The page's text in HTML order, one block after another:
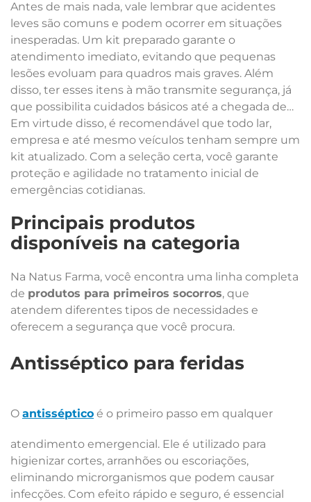
Antes de mais nada, vale lembrar que acidentes
leves são comuns e podem ocorrer em situações
inesperadas. Um kit preparado garante o
atendimento imediato, evitando que pequenas
lesões evoluam para quadros mais graves. Além
disso, ter esses itens à mão transmite segurança, já
que possibilita cuidados básicos até a chegada de
atendimento profissional, se necessário.
Em virtude disso, é recomendável que todo lar,
empresa e até mesmo veículos tenham sempre um
kit atualizado. Com a seleção certa, você garante
proteção e agilidade no tratamento inicial de
emergências cotidianas.
Principais produtos
disponíveis na categoria
Na Natus Farma, você encontra uma linha completa
de produtos para primeiros socorros, que
atendem diferentes tipos de necessidades e
oferecem a segurança que você procura.
Antisséptico para feridas
O antisséptico é o primeiro passo em qualquer
atendimento emergencial. Ele é utilizado para
higienizar cortes, arranhões ou escoriações,
eliminando microrganismos que podem causar
infecções. Com efeito rápido e seguro, é essencial